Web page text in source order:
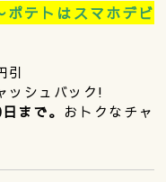
ポテトはスマホデビ
引
ッシュバック!
まで。 おトクなチャ